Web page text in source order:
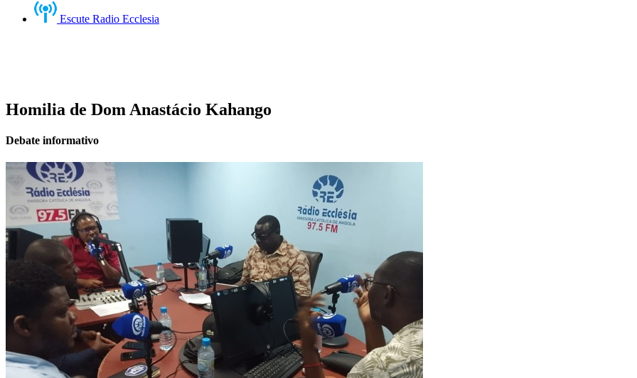
Escute Radio Ecclesia
Homilia de Dom Anastácio Kahango
Debate informativo